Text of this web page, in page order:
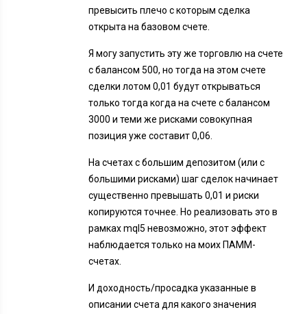
превысить плечо с которым сделка
открыта на базовом счете.
Я могу запустить эту же торговлю на счете
с балансом 500, но тогда на этом счете
сделки лотом 0,01 будут открываться
только тогда когда на счете с балансом
3000 и теми же рисками совокупная
позиция уже составит 0,06.
На счетах с большим депозитом (или с
большими рисками) шаг сделок начинает
существенно превышать 0,01 и риски
копируются точнее. Но реализовать это в
рамках mql5 невозможно, этот эффект
наблюдается только на моих ПАММ-
счетах.
И доходность/просадка указанные в
описании счета для какого значения